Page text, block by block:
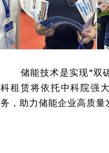
储能技术是实现“双
科租赁将依托中科院强
务，助力储能企业高质量